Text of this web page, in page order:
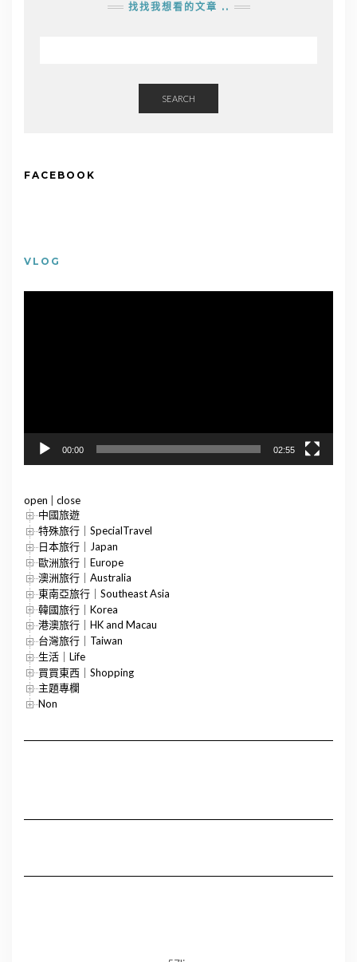
找找我想看的文章 ..
SEARCH
FACEBOOK
VLOG
00:00 02:55
open
close
中國旅遊
特殊旅行｜SpecialTravel
日本旅行｜Japan
歐洲旅行｜Europe
澳洲旅行｜Australia
東南亞旅行｜Southeast Asia
韓國旅行｜Korea
港澳旅行｜HK and Macau
台灣旅行｜Taiwan
生活｜Life
買買東西｜Shopping
主題專欄
Non